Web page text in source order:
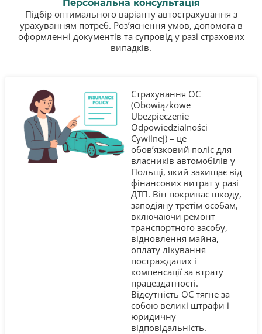
Персональна консультація
Підбір оптимального варіанту автострахування з
урахуванням потреб. Роз’яснення умов, допомога в
оформленні документів та супровід у разі страхових
випадків.
Страхування OC
(Obowiązkowe
Ubezpieczenie
Odpowiedzialności
Cywilnej) – це
обов’язковий поліс для
власників автомобілів у
Польщі, який захищає від
фінансових витрат у разі
ДТП. Він покриває шкоду,
заподіяну третім особам,
включаючи ремонт
транспортного засобу,
відновлення майна,
оплату лікування
постраждалих і
компенсації за втрату
працездатності.
Відсутність OC тягне за
собою великі штрафи і
юридичну
відповідальність.